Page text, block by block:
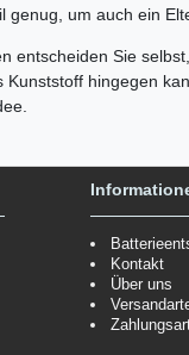
genug, um auch ein
entscheiden Sie
hingegen
Kontakt
Über uns